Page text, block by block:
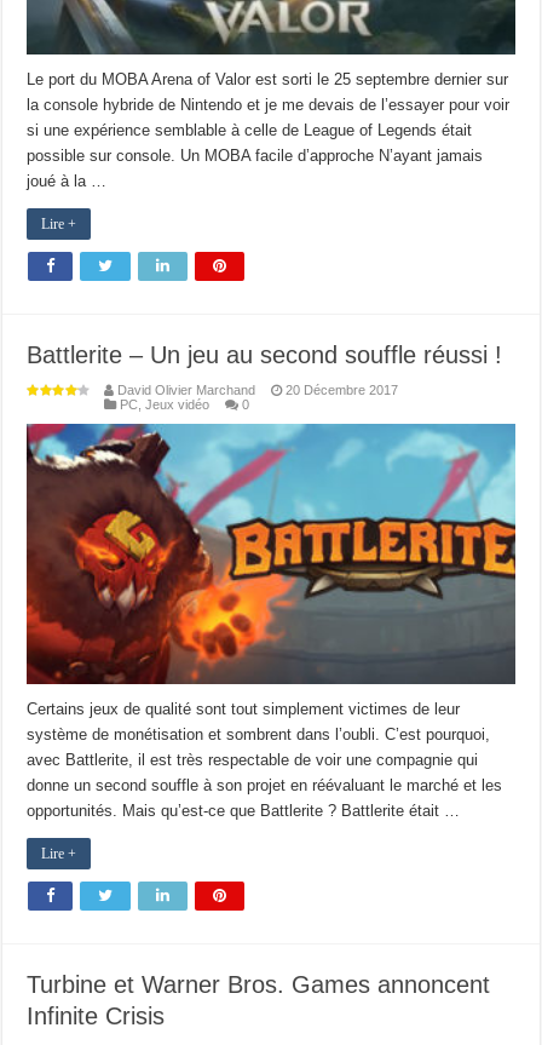
Le port du MOBA Arena of Valor est sorti le 25 septembre dernier sur
la console hybride de Nintendo et je me devais de l’essayer pour voir
si une expérience semblable à celle de League of Legends était
possible sur console. Un MOBA facile d’approche N’ayant jamais
joué à la …
Lire +
Battlerite – Un jeu au second souffle réussi !
David Olivier Marchand
20 Décembre 2017
PC,Jeux vidéo 0
Certains jeux de qualité sont tout simplement victimes de leur
système de monétisation et sombrent dans l’oubli. C’est pourquoi,
avec Battlerite, il est très respectable de voir une compagnie qui
donne un second souffle à son projet en réévaluant le marché et les
opportunités. Mais qu’est-ce que Battlerite ? Battlerite était …
Lire +
Turbine et Warner Bros. Games annoncent
Infinite Crisis